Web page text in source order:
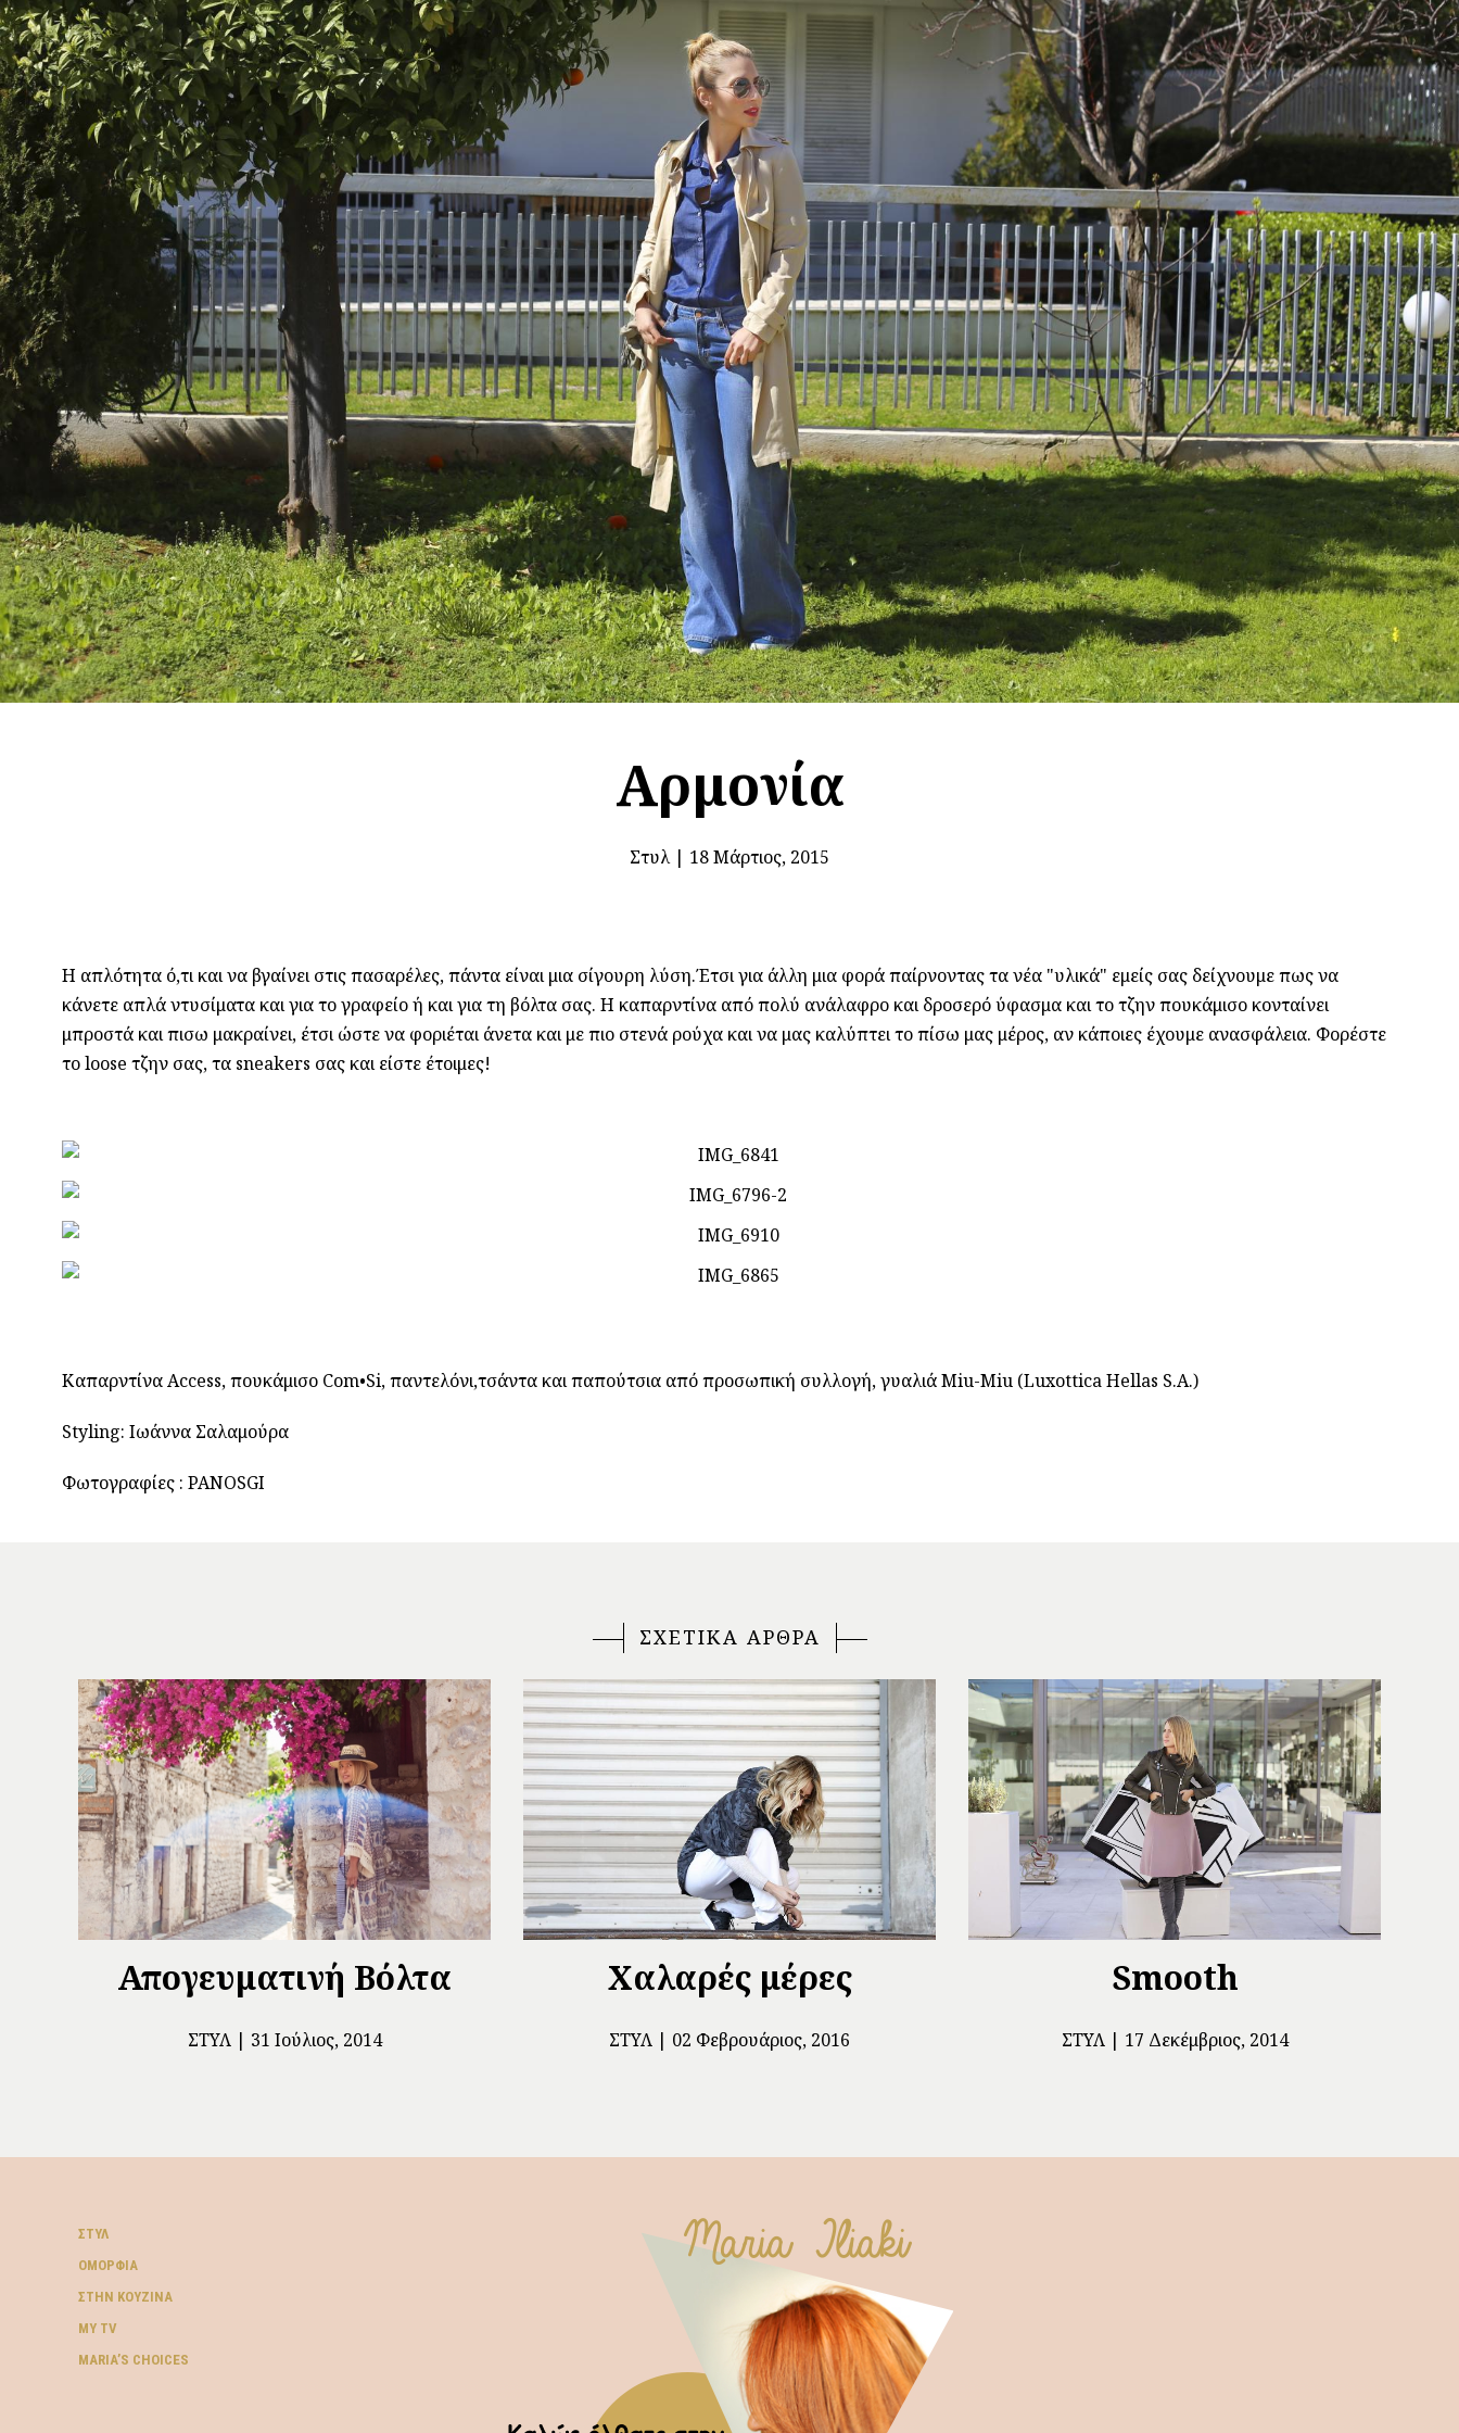
Αρμονία
Στυλ| 18 Μάρτιος, 2015
Η απλότητα ό,τι και να βγαίνει στις πασαρέλες, πάντα είναι μια σίγουρη λύση.Έτσι για άλλη μια φορά παίρνοντας τα νέα "υλικά" εμείς σας δείχνουμε πως να
κάνετε απλά ντυσίματα και για το γραφείο ή και για τη βόλτα σας. Η καπαρντίνα από πολύ ανάλαφρο και δροσερό ύφασμα και το τζην πουκάμισο κονταίνει
μπροστά και πισω μακραίνει, έτσι ώστε να φοριέται άνετα και με πιο στενά ρούχα και να μας καλύπτει το πίσω μας μέρος, αν κάποιες έχουμε ανασφάλεια. Φορέστε
το loose τζην σας, τα sneakers σας και είστε έτοιμες!
Καπαρντίνα Access, πουκάμισο Com•Si, παντελόνι,τσάντα και παπούτσια από προσωπική συλλογή, γυαλιά Miu-Miu (Luxottica Hellas S.A.)
Styling: Ιωάννα Σαλαμούρα
Φωτογραφίες : PANOSGI
ΣΧΕΤΙΚΑ ΑΡΘΡΑ
Απογευματινή Βόλτα
ΣΤΥΛ 31 Ιούλιος, 2014
Χαλαρές μέρες
ΣΤΥΛ 02 Φεβρουάριος, 2016
Smooth
ΣΤΥΛ 17 Δεκέμβριος, 2014
ΣΤΥΛ
ΟΜΟΡΦΙΆ
ΣΤΗΝ ΚΟΥΖΊΝΑ
MY TV
ΜARIA’S CHOICES